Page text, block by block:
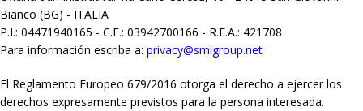
Bianco (BG) - ITALIA
P.I.: 04471940165 - C.F.: 03942700166 - R.E.A.: 421708
Para información escriba a: privacy@smigroup.net
El Reglamento Europeo 679/2016 otorga el derecho a ejercer los
derechos expresamente previstos para la persona interesada.